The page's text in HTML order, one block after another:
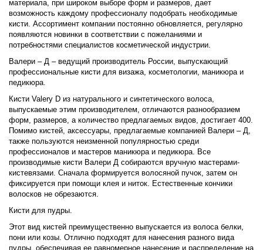
материала, при широком выборе форм и размеров, дает
возможность каждому профессионалу подобрать необходимые
кисти. Ассортимент компании постоянно обновляется, регулярно
появляются новинки в соответствии с пожеланиями и
потребностями специалистов косметической индустрии.
Валери – Д – ведущий производитель России, выпускающий
профессиональные кисти для визажа, косметологии, маникюра и
педикюра.
Кисти Valery D из натурального и синтетического волоса,
выпускаемые этим производителем, отличаются разнообразием
форм, размеров, а количество предлагаемых видов, достигает 400.
Помимо кистей, аксессуары, предлагаемые компанией Валери – Д,
также пользуются неизменной популярностью среди
профессионалов и мастеров маникюра и педикюра. Все
производимые кисти Валери Д собираются вручную мастерами-
кистевязами. Сначала формируется волосяной пучок, затем он
фиксируется при помощи клея и ниток. Естественные кончики
волосков не обрезаются.
Кисти для пудры.
Этот вид кистей преимущественно выпускается из волоса белки,
пони или козы. Отлично подходят для нанесения разного вида
пудры, обеспечивая ее равномерное нанесение и распределение на